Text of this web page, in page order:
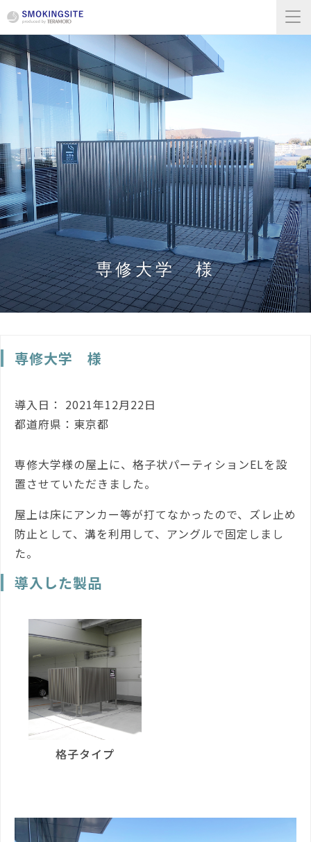
専修大学 様
専修大学 様
導入日： 2021年12月22日
都道府県：東京都
専修大学様の屋上に、格子状パーティションELを設
置させていただきました。
屋上は床にアンカー等が打てなかったので、ズレ止め
防止として、溝を利用して、アングルで固定しまし
た。
導入した製品
格子タイプ